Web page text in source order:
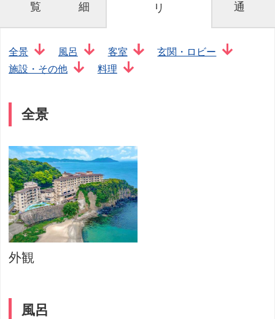
覧
細
リ
通
全景 風呂 客室
玄関・ロビー
施設・その他
料理
全景
外観
風呂